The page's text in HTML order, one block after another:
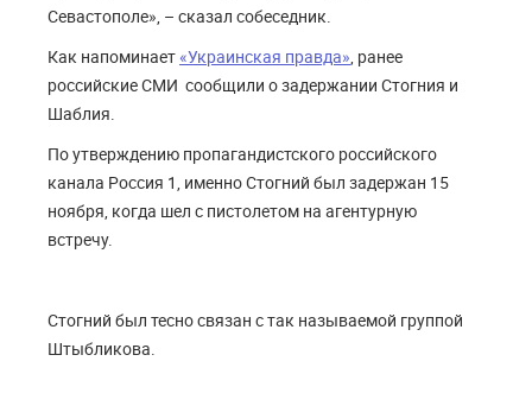
Севастополе», – сказал собеседник.
Как напоминает«Украинская правда», ранее
российские СМИ сообщили о задержании Стогния и
Шаблия.
По утверждению пропагандистского российского
канала Россия 1, именно Стогний был задержан 15
ноября, когда шел с пистолетом на агентурную
встречу.
Стогний был тесно связан с так называемой группой
Штыбликова.